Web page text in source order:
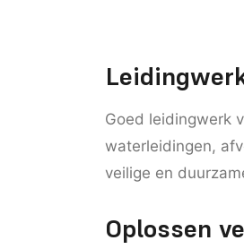
Goed leidingwerk
waterleidingen,
veilige en
Oplossen